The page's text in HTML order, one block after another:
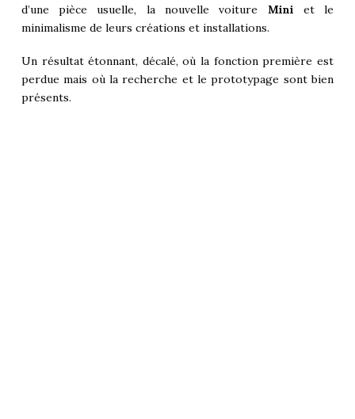
d’une pièce usuelle, la nouvelle voiture Mini et le
minimalisme de leurs créations et installations.
Un résultat étonnant, décalé, où la fonction première est
perdue mais où la recherche et le prototypage sont bien
présents.